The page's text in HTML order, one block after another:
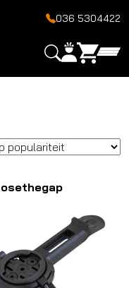
036 5304422